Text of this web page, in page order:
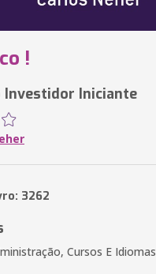
!
Investidor Iniciante
3262
Cursos E Idiomas